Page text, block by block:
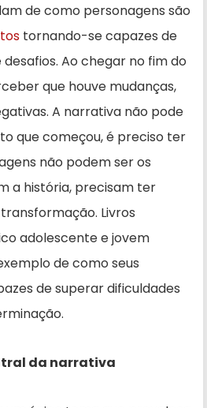
de como personagens são
tornando-se capazes de
Ao chegar no fim do
que houve mudanças,
A narrativa não pode
que começou, é preciso ter
não podem ser os
a história, precisam ter
Livros
adolescente e jovem
de como seus
de superar dificuldades
da narrativa